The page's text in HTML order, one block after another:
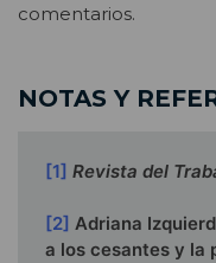
comentarios.
NOTAS Y
[1] Revista del
[2] Adriana
a los cesantes y la